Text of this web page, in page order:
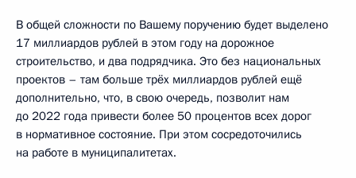
В общей сложности по Вашему поручению будет выделено
17 миллиардов рублей в этом году на дорожное
строительство, и два подрядчика. Это без национальных
проектов – там больше трёх миллиардов рублей ещё
дополнительно, что, в свою очередь, позволит нам
до 2022 года привести более 50 процентов всех дорог
в нормативное состояние. При этом сосредоточились
на работе в муниципалитетах.